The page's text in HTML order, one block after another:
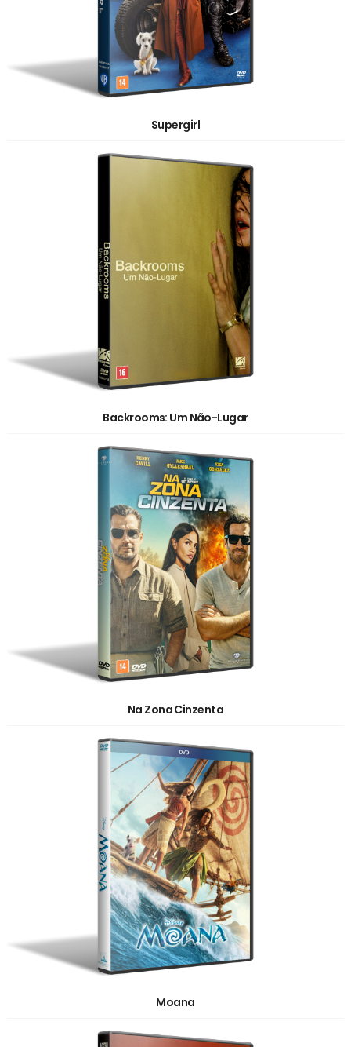
Supergirl
Backrooms: Um Não-Lugar
Na Zona Cinzenta
Moana